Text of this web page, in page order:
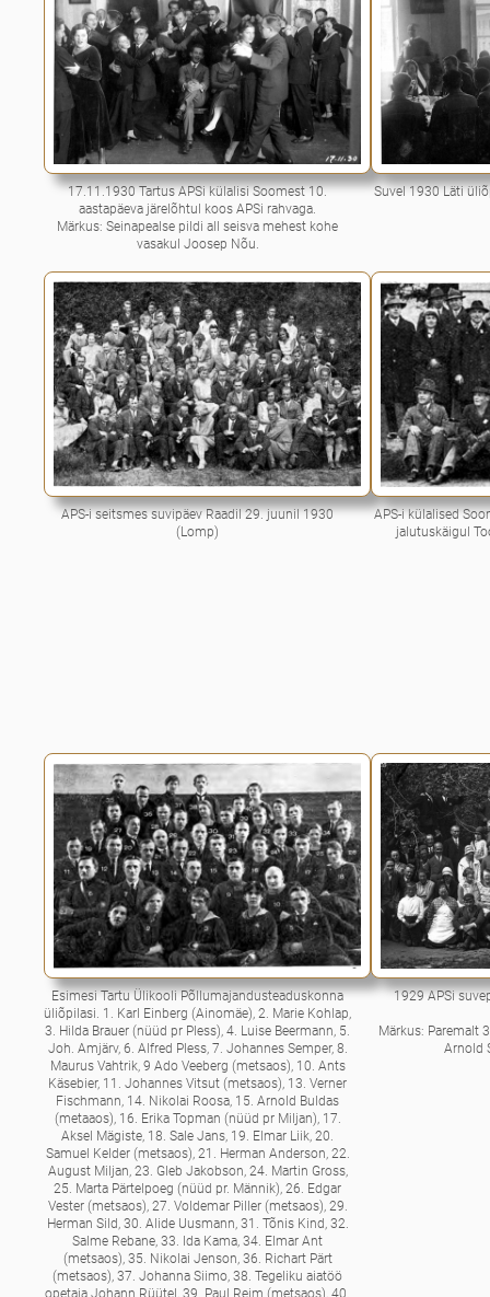
17.11.1930 Tartus APSi külalisi Soomest 10.
aastapäeva järelõhtul koos APSi rahvaga.
Märkus: Seinapealse pildi all seisva mehest kohe
vasakul Joosep Nõu.
Suvel 1930 Läti
APS-i seitsmes suvipäev Raadil 29. juunil 1930
(Lomp)
APS-i külalised
jalutuskäigul
Esimesi Tartu Ülikooli Põllumajandusteaduskonna
üliõpilasi. 1. Karl Einberg (Ainomäe), 2. Marie Kohlap,
3. Hilda Brauer (nüüd pr Pless), 4. Luise Beermann, 5.
Joh. Amjärv, 6. Alfred Pless, 7. Johannes Semper, 8.
Maurus Vahtrik, 9 Ado Veeberg (metsaos), 10. Ants
Käsebier, 11. Johannes Vitsut (metsaos), 13. Verner
Fischmann, 14. Nikolai Roosa, 15. Arnold Buldas
(metaaos), 16. Erika Topman (nüüd pr Miljan), 17.
Aksel Mägiste, 18. Sale Jans, 19. Elmar Liik, 20.
Samuel Kelder (metsaos), 21. Herman Anderson, 22.
August Miljan, 23. Gleb Jakobson, 24. Martin Gross,
25. Marta Pärtelpoeg (nüüd pr. Männik), 26. Edgar
Vester (metsaos), 27. Voldemar Piller (metsaos), 29.
Herman Sild, 30. Alide Uusmann, 31. Tõnis Kind, 32.
Salme Rebane, 33. Ida Kama, 34. Elmar Ant
(metsaos), 35. Nikolai Jenson, 36. Richart Pärt
(metsaos), 37. Johanna Siimo, 38. Tegeliku aiatöö
opetaja Johann Rüütel, 39. Paul Reim (metsaos), 40.
1929 APSi
Märkus: Paremalt
Arnold